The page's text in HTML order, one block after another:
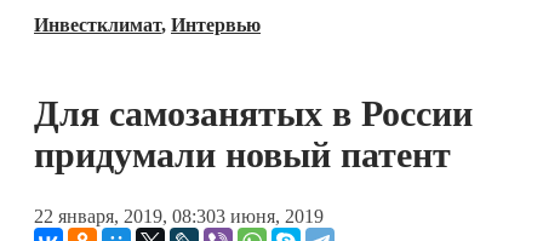
Блокчейн
Технологии
Книги
Инвестклимат, Интервью
Для самозанятых в России
придумали новый патент
22 января, 2019, 08:303 июня, 2019